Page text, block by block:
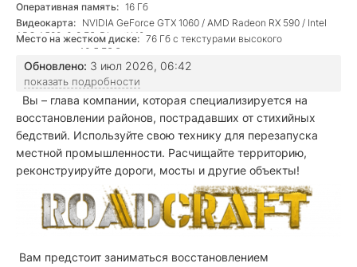
Оперативная память: 16 Гб
Видеокарта: NVIDIA GeForce GTX 1060 / AMD Radeon RX 590 / Intel
ARC A580, 6-8 Гб, DirectX 12
Место на жестком диске: 76 Гб с текстурами высокого
разрешения, 43,5 Гб без таковых
Обновлено: 3 июл 2026, 06:42
показать подробности
Вы – глава компании, которая специализируется на
восстановлении районов, пострадавших от стихийных
бедствий. Используйте свою технику для перезапуска
местной промышленности. Расчищайте территорию,
реконструируйте дороги, мосты и другие объекты!
Вам предстоит заниматься восстановлением